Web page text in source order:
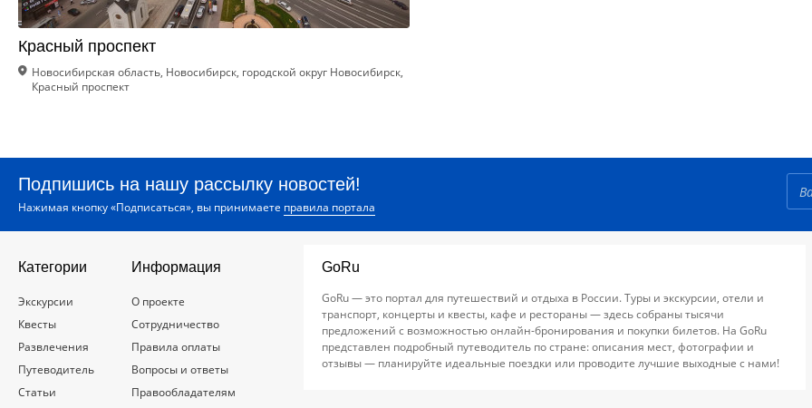
Красный проспект
Новосибирская область, Новосибирск, городской округ Новосибирск,
Красный проспект
Подпишись на нашу рассылку новостей!
Нажимая кнопку «Подписаться», вы принимаете правила портала
Категории
Экскурсии
Квесты
Развлечения
Путеводитель
Статьи
Информация
О проекте
Сотрудничество
Правила оплаты
Вопросы и ответы
Правообладателям
GoRu
GoRu — это портал для путешествий и отдыха в России. Туры и экскурсии, отели и
транспорт, концерты и квесты, кафе и рестораны — здесь собраны тысячи
предложений с возможностью онлайн-бронирования и покупки билетов. На GoRu
представлен подробный путеводитель по стране: описания мест, фотографии и
отзывы — планируйте идеальные поездки или проводите лучшие выходные с нами!